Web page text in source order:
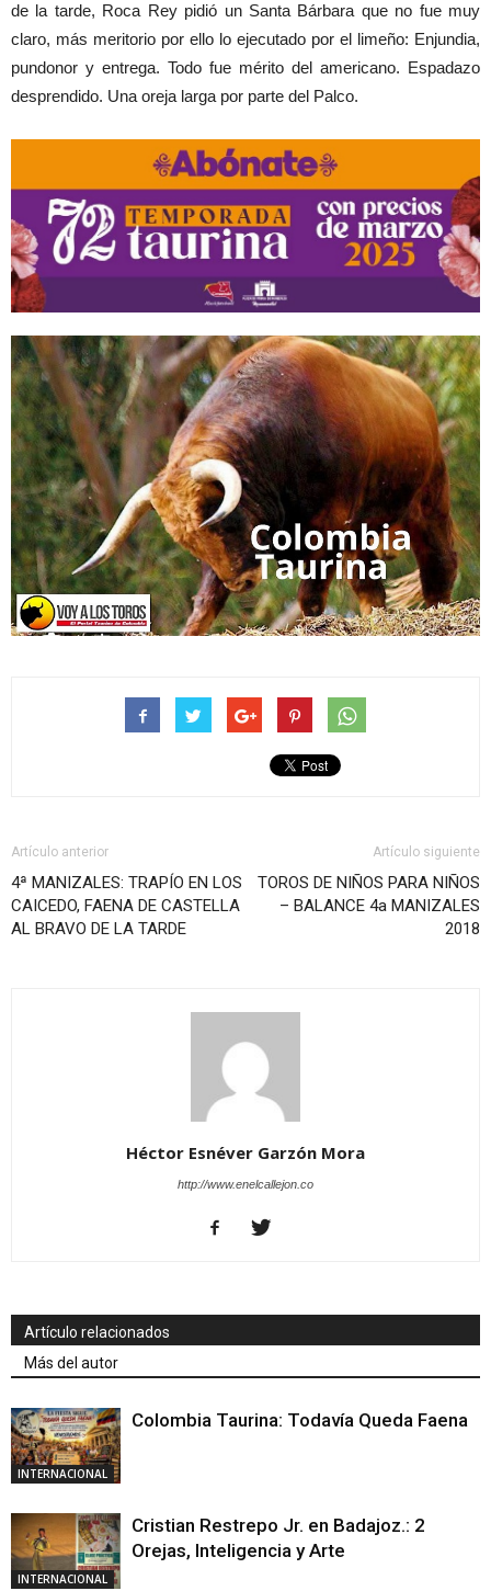
de la tarde, Roca Rey pidió un Santa Bárbara que no fue muy
claro, más meritorio por ello lo ejecutado por el limeño: Enjundia,
pundonor y entrega. Todo fue mérito del americano. Espadazo
desprendido. Una oreja larga por parte del Palco.
Artículo anterior
4ª MANIZALES: TRAPÍO EN LOS
CAICEDO, FAENA DE CASTELLA
AL BRAVO DE LA TARDE
Artículo siguiente
TOROS DE NIÑOS PARA NIÑOS
– BALANCE 4a MANIZALES
2018
Héctor Esnéver Garzón Mora
http://www.enelcallejon.co
Artículo relacionados
Más del autor
INTERNACIONAL
Colombia Taurina: Todavía Queda Faena
INTERNACIONAL
Cristian Restrepo Jr. en Badajoz.: 2
Orejas, Inteligencia y Arte